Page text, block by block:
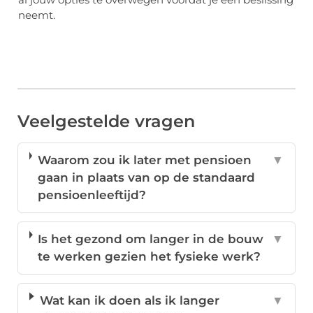
neemt.
Veelgestelde vragen
Waarom zou ik later met pensioen
gaan in plaats van op de standaard
pensioenleeftijd?
▼
Is het gezond om langer in de bouw
te werken gezien het fysieke werk?
▼
Wat kan ik doen als ik langer
▼